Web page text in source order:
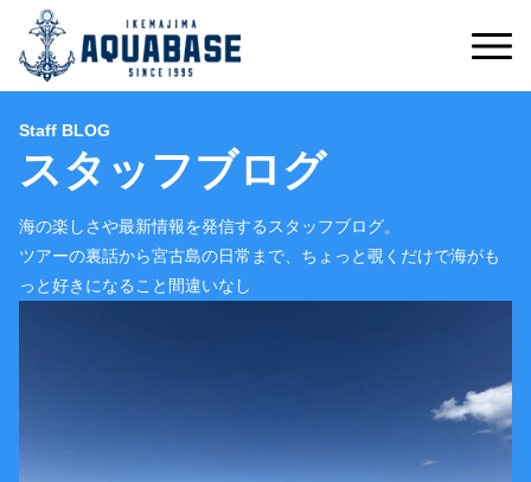
Staff BLOG
スタッフブログ
海の楽しさや最新情報を発信するスタッフブログ。
ツアーの裏話から宮古島の日常まで、ちょっと覗くだけで海がも
っと好きになること間違いなし